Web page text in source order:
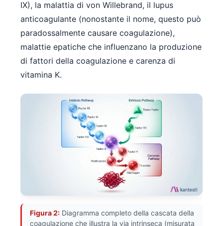
IX), la malattia di von Willebrand, il lupus
anticoagulante (nonostante il nome, questo può
paradossalmente causare coagulazione),
malattie epatiche che influenzano la produzione
di fattori della coagulazione e carenza di
vitamina K.
Figura 2: Diagramma completo della cascata della
coagulazione che illustra la via intrinseca (misurata